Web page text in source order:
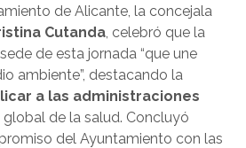
de Alicante, la concejala
Cutanda, celebró que la
de esta jornada “que une
ambiente”, destacando la
a las administraciones
global de la salud. Concluyó
del Ayuntamiento con las